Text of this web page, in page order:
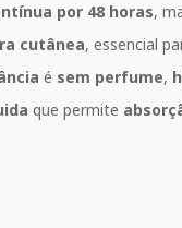
por 48 horas,
cutânea, essencial
é sem perfume,
que permite